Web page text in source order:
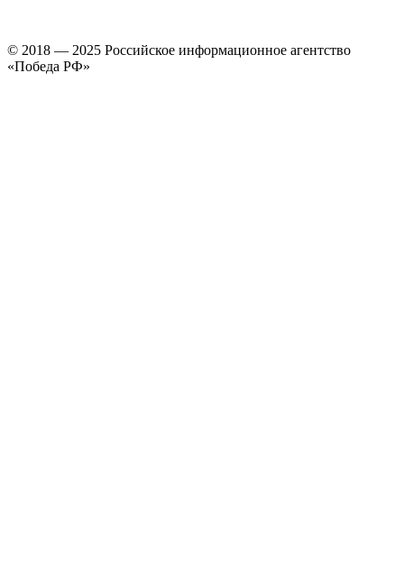
© 2018 — 2025 Российское информационное агентство
«Победа РФ»